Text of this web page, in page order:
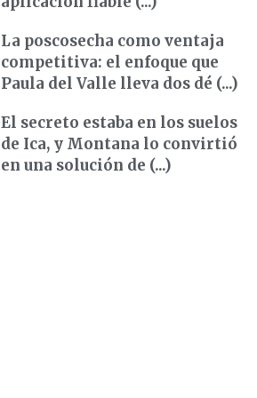
La poscosecha como ventaja
competitiva: el enfoque que
Paula del Valle lleva dos dé (...)
El secreto estaba en los suelos
de Ica, y Montana lo convirtió
en una solución de (...)